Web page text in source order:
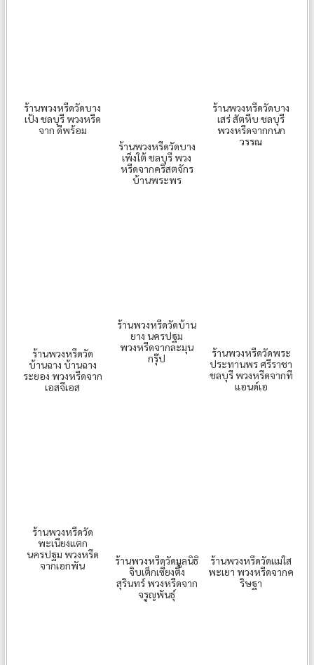
ร้านพวงหรีดวัดบาง
เป้ง ชลบุรี พวงหรีด
จาก ดีพร้อม
ร้านพวงหรีดวัดบาง
เพ็งใต้ ชลบุรี พวง
หรีดจากคริสตจักร
บ้านพระพร
ร้านพวงหรีดวัดบาง
เสร่ สัตหีบ ชลบุรี
พวงหรีดจากกนก
วรรณ
ร้านพวงหรีดวัด
บ้านฉาง บ้านฉาง
ระยอง พวงหรีดจาก
เอสจีเอส
ร้านพวงหรีดวัดบ้าน
ยาง นครปฐม
พวงหรีดจากละมุน
กรุ๊ป
ร้านพวงหรีดวัดพระ
ประทานพร ศรีราชา
ชลบุรี พวงหรีดจากที
แอนด์เอ
ร้านพวงหรีดวัด
พะเนียงแตก
นครปฐม พวงหรีด
จากเอกพัน
ร้านพวงหรีดวัดมูลนิธิ
จิบเต็กเซี่ยงตึ้ง
สุรินทร์ พวงหรีดจาก
จรูญพันธุ์
ร้านพวงหรีดวัดแม่ใส
พะเยา พวงหรีดจากค
ริษฐา